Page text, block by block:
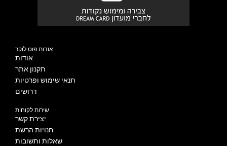
אודות פוט לוקר
אודות
תקנון אתר
תנאי שימוש ופרטיות
דרושים
שירות לקוחות
יצירת קשר
חנויות הרשת
שאלות ותשובות